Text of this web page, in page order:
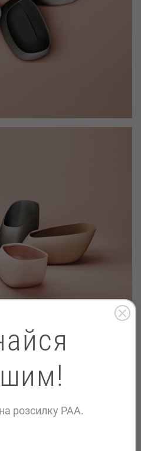
розсилку PAA.